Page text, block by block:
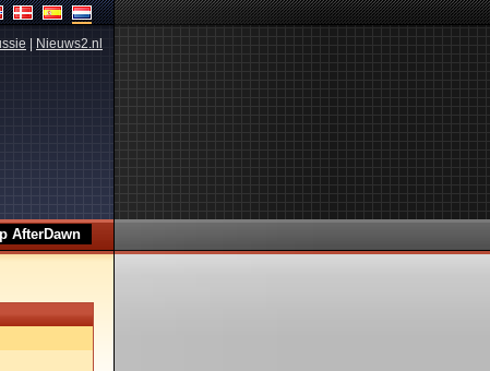
Nieuws2.nl